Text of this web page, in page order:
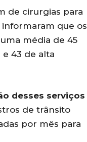
de cirurgias para
que os
média de 45
43 de alta
desses serviços
de trânsito
por mês para